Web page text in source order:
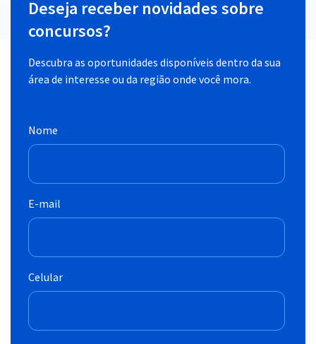
Deseja receber novidades sobre
concursos?
Descubra as oportunidades disponíveis dentro da sua
área de interesse ou da região onde você mora.
Nome
E-mail
Celular